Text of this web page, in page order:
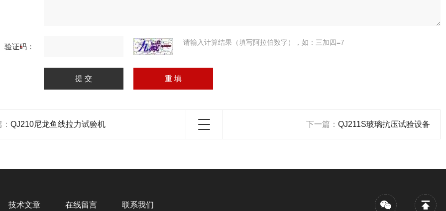
验证码： 请输入计算结果（填写阿拉伯数字），如：三加四=7
QJ210尼龙鱼线拉力试验机 下一篇： QJ211S玻璃抗压试验设备
技术文章 在线留言 联系我们